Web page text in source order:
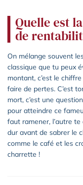
Quelle est
de
On mélange souvent
classique que tu peux
montant, c’est le
faire de pertes. C’est
mort, c’est une
pour atteindre ce
faut ramener, l’autre
dur avant de sabrer le
comme le café et les
charrette !